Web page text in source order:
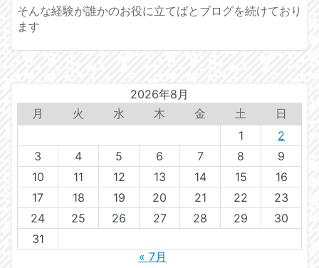
そんな経験が誰かのお役に立てばとブログを続けており
ます
2026年8月
月
火 水 木 金 土
日
1
2
3
4 5 6 7 8
9
10
11 12 13 14 15
16
17
18 19 20 21 22
23
24
25 26 27 28 29
30
31
« 7月